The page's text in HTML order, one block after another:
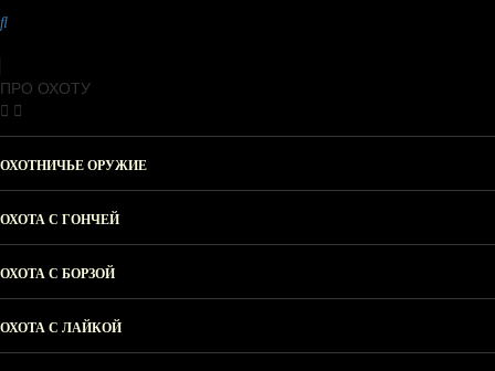
ПРО ОХОТУ
ОХОТНИЧЬЕ ОРУЖИЕ
ОХОТА С ГОНЧЕЙ
ОХОТА С БОРЗОЙ
ОХОТА С ЛАЙКОЙ